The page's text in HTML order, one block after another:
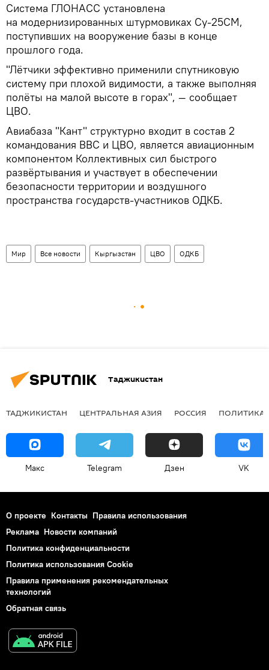
Система ГЛОНАСС установлена
на модернизированных штурмовиках Су-25СМ,
поступивших на вооружение базы в конце
прошлого года.
"Лётчики эффективно применили спутниковую
систему при плохой видимости, а также выполняя
полёты на малой высоте в горах", — сообщает
ЦВО.
Авиабаза "Кант" структурно входит в состав 2
командования ВВС и ЦВО, является авиационным
компонентом Коллективных сил быстрого
развёртывания и участвует в обеспечении
безопасности территории и воздушного
пространства государств-участников ОДКБ.
Мир Все новости Кыргызстан ЦВО ОДКБ
Таджикистан
ТАДЖИКИСТАН ЦЕНТРАЛЬНАЯ АЗИЯ РОССИЯ ПОЛИТИКА
Макс Telegram Дзен VK
О проекте Контакты Правила использования
Реклама Новости компаний
Политика конфиденциальности
Политика использования Cookie
Правила применения рекомендательных
технологий
Обратная связь